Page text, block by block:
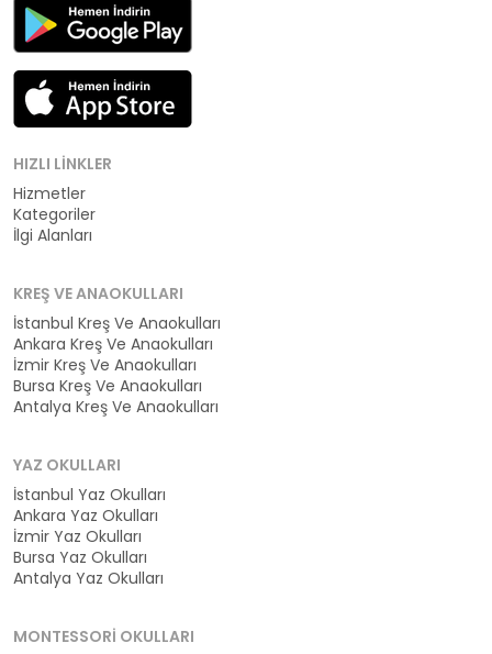
HIZLI LINKLER
Hizmetler
Kategoriler
İlgi Alanları
KREŞ VE ANAOKULLARI
İstanbul Kreş Ve Anaokulları
Ankara Kreş Ve Anaokulları
İzmir Kreş Ve Anaokulları
Bursa Kreş Ve Anaokulları
Antalya Kreş Ve Anaokulları
YAZ OKULLARI
İstanbul Yaz Okulları
Ankara Yaz Okulları
İzmir Yaz Okulları
Bursa Yaz Okulları
Antalya Yaz Okulları
MONTESSORI OKULLARI